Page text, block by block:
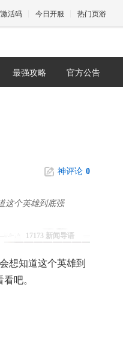
活码 今日开服 热门页游
魔兽
最强攻略 官方公告
神评论 0
17173 新闻导语
这个英雄到底强
想知道这个英雄到
吧。